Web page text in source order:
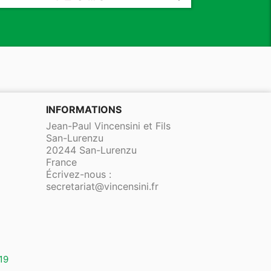
INFORMATIONS
Jean-Paul Vincensini et Fils
San-Lurenzu
20244 San-Lurenzu
France
Écrivez-nous :
secretariat@vincensini.fr